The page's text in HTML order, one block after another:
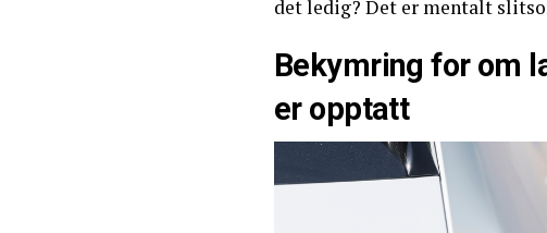
det ledig? Det er mentalt
Bekymring for om
er opptatt